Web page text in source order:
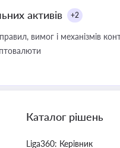
активів +2
вимог і механізмів
Каталог рішень
Liga360: Керівник